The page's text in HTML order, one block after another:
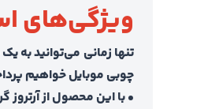
ویژگی‌های
تنها زمانی می‌توانید به
چوبی موبایل خواهیم
• با این محصول از